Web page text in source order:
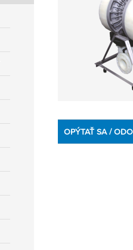
OPÝTAŤ SA /